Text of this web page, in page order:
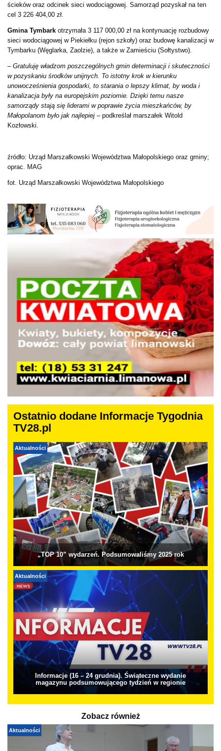
ścieków oraz odcinek sieci wodociągowej. Samorząd pozyskał na ten
cel 3 226 404,00 zł.
Gmina Tymbark otrzymała 3 117 000,00 zł na kontynuację rozbudowy
sieci wodociągowej w Piekiełku (rejon szkoły) oraz budowę kanalizacji w
Tymbarku (Węglarka, Zaolzie), a także w Zamieściu (Sołtystwo).
– Gratuluję władzom poszczególnych gmin determinacji i skuteczności
w pozyskaniu środków unijnych. To istotny krok w kierunku
unowocześnienia gospodarki, to starania o lepszy klimat, by woda i
kanalizacja były na europejskim poziomie. Dzięki temu nasze
samorządy stają się liderami w poprawie życia mieszkańców, by
Małopolanom było jak najlepiej – podkreślał marszałek Witold
Kozłowski.
źródło: Urząd Marszałkowski Województwa Małopolskiego oraz gminy;
oprac. MAG
fot. Urząd Marszałkowski Województwa Małopolskiego
Ostatnio dodane Informacje Tygodnia
TV28.pl
Aktualności
„TOP 10” wydarzeń. Podsumowaliśmy 2025 rok
Aktualności
Informacje (16 – 24 grudnia). Świąteczne wydanie
magazynu podsumowującego tydzień w regionie
Zobacz również
Aktualności